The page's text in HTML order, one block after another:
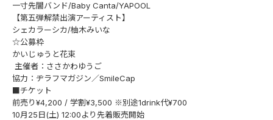
一寸先闇バンド/Baby Canta/YAPOOL
【第五弾解禁出演アーティスト】
シェカラーシカ/柚木みいな
☆公募枠
かいじゅうと花束
主催者：ささかわゆうご
協力：ヂラフマガジン／SmileCap
■チケット
前売り¥4,200 / 学割¥3,500 ※別途1drink代¥700
10月25日(土) 12:00より先着販売開始